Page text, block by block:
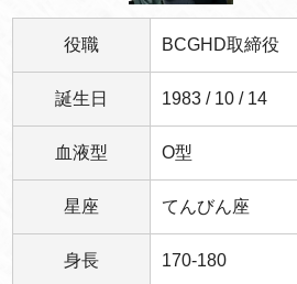
役職 BCGHD取締役
誕生日 1983 / 10 / 14
血液型 O型
星座 てんびん座
身長 170-180